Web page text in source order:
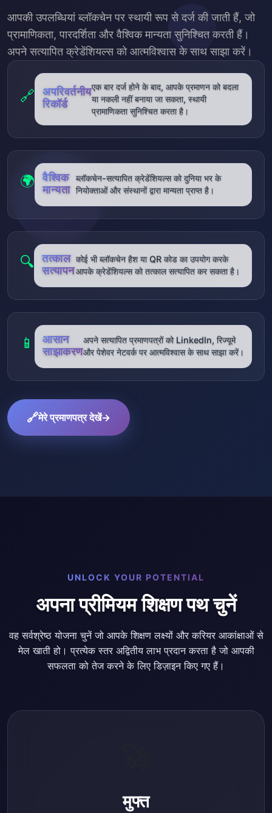
आपकी उपलब्धियां ब्लॉकचेन पर स्थायी रूप से दर्ज की जाती हैं, जो
प्रामाणिकता, पारदर्शिता और वैश्विक मान्यता सुनिश्चित करती हैं।
अपने सत्यापित क्रेडेंशियल्स को आत्मविश्वास के साथ साझा करें।
🔗 अपरिवर्तनीय
रिकॉर्ड
एक बार दर्ज होने के बाद, आपके प्रमाणन को बदला
या नकली नहीं बनाया जा सकता, स्थायी
प्रामाणिकता सुनिश्चित करता है।
🌍 वैश्विक
मान्यता
ब्लॉकचेन-सत्यापित क्रेडेंशियल्स को दुनिया भर के
नियोक्ताओं और संस्थानों द्वारा मान्यता प्राप्त है।
🔍 तत्काल
सत्यापन
कोई भी ब्लॉकचेन हैश या QR कोड का उपयोग करके
आपके क्रेडेंशियल्स को तत्काल सत्यापित कर सकता है।
📱
आसान
साझाकरण
अपने सत्यापित प्रमाणपत्रों को LinkedIn, रिज्यूमे
और पेशेवर नेटवर्क पर आत्मविश्वास के साथ साझा करें।
🔗मेरे प्रमाणपत्र देखें→
UNLOCK YOUR POTENTIAL
अपना प्रीमियम शिक्षण पथ चुनें
वह सर्वश्रेष्ठ योजना चुनें जो आपके शिक्षण लक्ष्यों और करियर आकांक्षाओं से
मेल खाती हो। प्रत्येक स्तर अद्वितीय लाभ प्रदान करता है जो आपकी
सफलता को तेज करने के लिए डिज़ाइन किए गए हैं।
मुफ्त